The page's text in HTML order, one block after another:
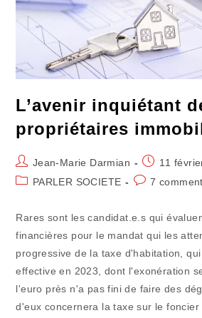
L’avenir inquiétant
propriétaires
Auteur/autrice
de
Jean-Marie Darmian
Publication
publiée :
11
PostPARLER SOCIETE
Commentaires
publication :
7
Rares sont les candidat.e.s qui
financières pour le mandat qui les
progressive de la taxe d'habitation,
effective en 2023, dont l'exonération
l'euro près n'a pas fini de faire des
d'eux concernera la taxe sur le